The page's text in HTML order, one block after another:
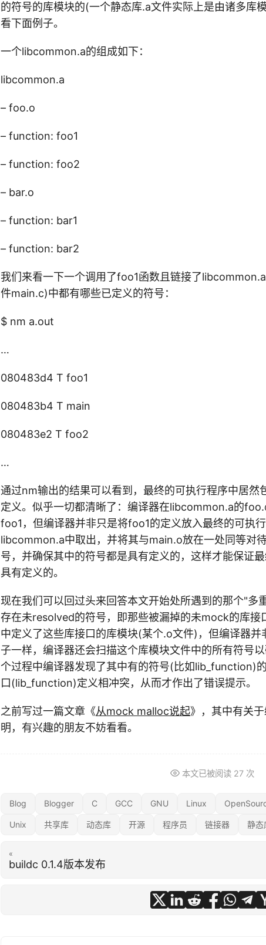
的符号的库模块的(一个静态库.a文件实际上是由诸多库
看下面例子。
一个libcommon.a的组成如下：
libcommon.a
– foo.o
– function: foo1
– function: foo2
– bar.o
– function: bar1
– function: bar2
我们来看一下一个调用了foo1函数且链接了
件main.c)中都有哪些已定义的符号：
$ nm a.out
…
080483d4 T foo1
080483b4 T main
080483e2 T foo2
…
通过nm输出的结果可以看到，最终的可执行程序中居
定义。似乎一切都清晰了：编译器在libcommon.a的
foo1，但编译器并非只是将foo1的定义放入最终的可执
libcommon.a中取出，并将其与main.o放在一处同等对
号，并确保其中的符号都是具有定义的，这样才能保证
具有定义的。
现在我们可以回过头来回答本文开始处所遇到的那个"多
存在未resolved的符号，即那些被漏掉的未mock的库接
中定义了这些库接口的库模块(某个.o文件)，但编译器并
子一样，编译器还会扫描这个库模块文件中的所有符号
个过程中编译器发现了其中有的符号(比如lib_function)
口(lib_function)定义相冲突，从而才作出了错误提示。
之前写过一篇文章《从mock malloc说起》，其中有关
明，有兴趣的朋友不妨看看。
本文已被阅读 27次
Blog Blogger C GCC GNU Linux
Unix 共享库 动态库 开源 程序员 链接器 静态
«
buildc 0.1.4版本发布